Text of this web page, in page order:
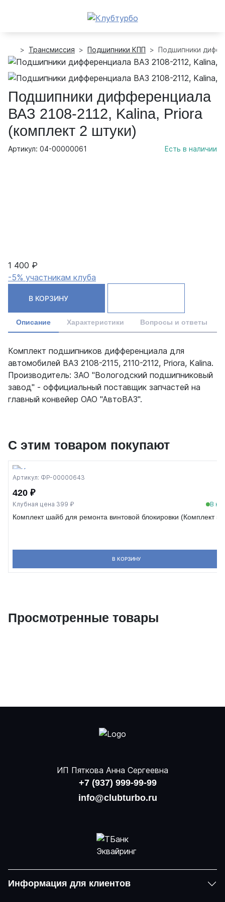
Трансмиссия Подшипники КПП Подшипники
Подшипники дифференциала
ВАЗ 2108-2112, Kalina, Priora
(комплект 2 штуки)
Артикул: 04-00000061 Есть в наличии
1 400 ₽
-5% участникам клуба
В КОРЗИНУ
Описание Характеристики Вопросы и ответы
Комплект подшипников дифференциала для
автомобилей ВАЗ 2108-2115, 2110-2112, Priora, Kalina.
Производитель: ЗАО "Вологодский подшипниковый
завод" - оффициальный поставщик запчастей на
главный конвейер ОАО "АвтоВАЗ".
С этим товаром покупают
Артикул: ФР-00000643
420 ₽
Клубная цена 399 ₽ В
Комплект шайб для ремонта винтовой блокировки (Комплект 5
В КОРЗИНУ
Просмотренные товары
ИП Пяткова Анна Сергеевна
+7 (937) 999-99-99
info@clubturbo.ru
Информация для клиентов